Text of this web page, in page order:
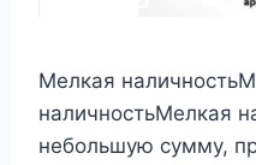
Мелкая
наличностьМелкая
небольшую сумму,